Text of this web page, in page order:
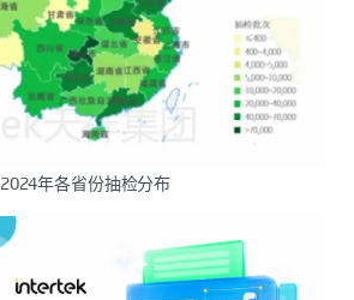
2024年各省份抽检分布